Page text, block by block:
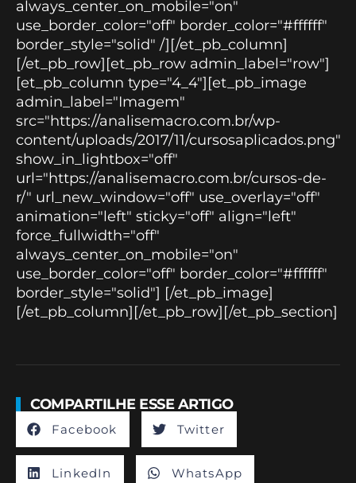
always_center_on_mobile="on"
use_border_color="off" border_color="#ffffff"
border_style="solid" /][/et_pb_column]
[/et_pb_row][et_pb_row admin_label="row"]
[et_pb_column type="4_4"][et_pb_image
admin_label="Imagem"
src="https://analisemacro.com.br/wp-
content/uploads/2017/11/cursosaplicados.png"
show_in_lightbox="off"
url="https://analisemacro.com.br/cursos-de-
r/" url_new_window="off" use_overlay="off"
animation="left" sticky="off" align="left"
force_fullwidth="off"
always_center_on_mobile="on"
use_border_color="off" border_color="#ffffff"
border_style="solid"] [/et_pb_image]
[/et_pb_column][/et_pb_row][/et_pb_section]
COMPARTILHE ESSE ARTIGO
Facebook Twitter
LinkedIn WhatsApp